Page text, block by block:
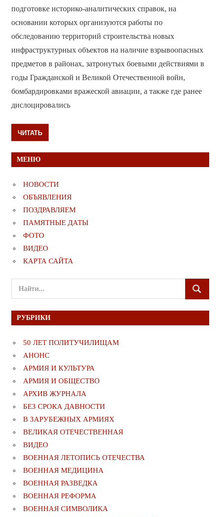
подготовке историко-аналитических справок, на
основании которых организуются работы по
обследованию территорий строительства новых
инфраструктурных объектов на наличие взрывоопасных
предметов в районах, затронутых боевыми действиями в
годы Гражданской и Великой Отечественной войн,
бомбардировками вражеской авиации, а также где ранее
дислоцировались
ЧИТАТЬ
МЕНЮ
НОВОСТИ
ОБЪЯВЛЕНИЯ
ПОЗДРАВЛЯЕМ
ПАМЯТНЫЕ ДАТЫ
ФОТО
ВИДЕО
КАРТА САЙТА
Поиск
для:
ПОИСК
РУБРИКИ
50 ЛЕТ ПОЛИТУЧИЛИЩАМ
АНОНС
АРМИЯ И КУЛЬТУРА
АРМИЯ И ОБЩЕСТВО
АРХИВ ЖУРНАЛА
БЕЗ СРОКА ДАВНОСТИ
В ЗАРУБЕЖНЫХ АРМИЯХ
ВЕЛИКАЯ ОТЕЧЕСТВЕННАЯ
ВИДЕО
ВОЕННАЯ ЛЕТОПИСЬ ОТЕЧЕСТВА
ВОЕННАЯ МЕДИЦИНА
ВОЕННАЯ РАЗВЕДКА
ВОЕННАЯ РЕФОРМА
ВОЕННАЯ СИМВОЛИКА